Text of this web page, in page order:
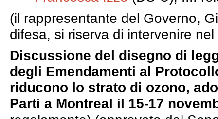
(il rappresentante del Governo,
difesa, si riserva di intervenire
Discussione del disegno di
degli Emendamenti al
riducono lo strato di ozono,
Parti a Montreal il 15-17